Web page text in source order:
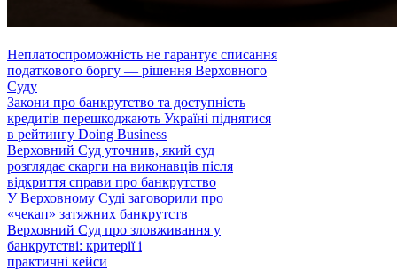
Неплатоспроможність не гарантує списання
податкового боргу — рішення Верховного
Суду
Закони про банкрутство та доступність
кредитів перешкоджають Україні піднятися
в рейтингу Doing Business
Верховний Суд уточнив, який суд
розглядає скарги на виконавців після
відкриття справи про банкрутство
У Верховному Суді заговорили про
«чекап» затяжних банкрутств
Верховний Суд про зловживання у
банкрутстві: критерії і
практичні кейси